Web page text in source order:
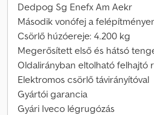
Dedpog Sg Enefx Am Aekr
Második vonófej a
Csörlő húzóereje: 4.200 kg
Megerősített első és hátsó
Oldalirányban eltolható felhajtó
Elektromos csörlő távirányítóval
Gyártói garancia
Gyári Iveco légrugózás